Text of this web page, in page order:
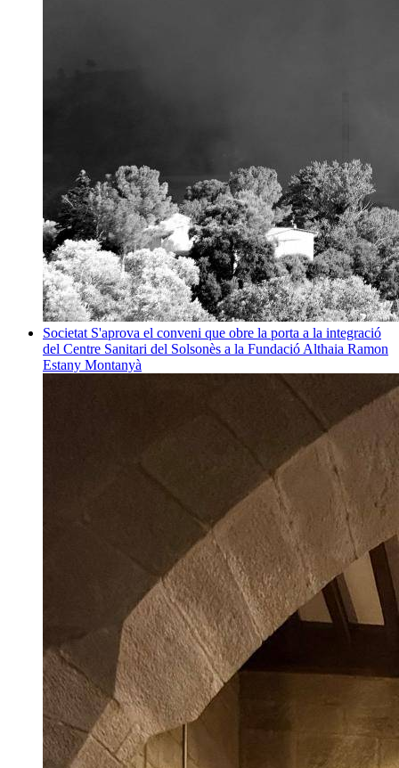
Societat S'aprova el conveni que obre la porta a la integració
del Centre Sanitari del Solsonès a la Fundació Althaia Ramon
Estany Montanyà